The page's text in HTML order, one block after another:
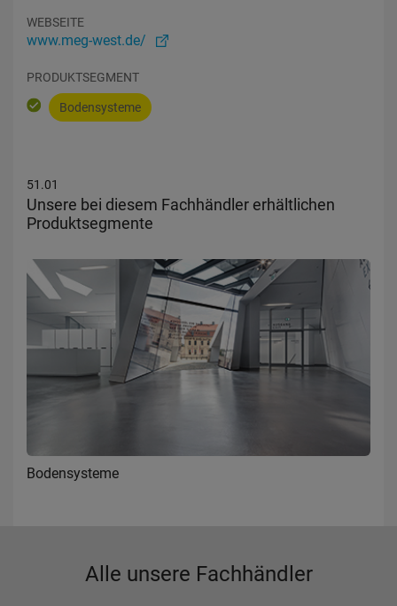
WEBSEITE
www.meg-west.de/
PRODUKTSEGMENT
Bodensysteme
51.01
Unsere bei diesem Fachhändler erhältlichen
Produktsegmente
Bodensysteme
Alle unsere Fachhändler